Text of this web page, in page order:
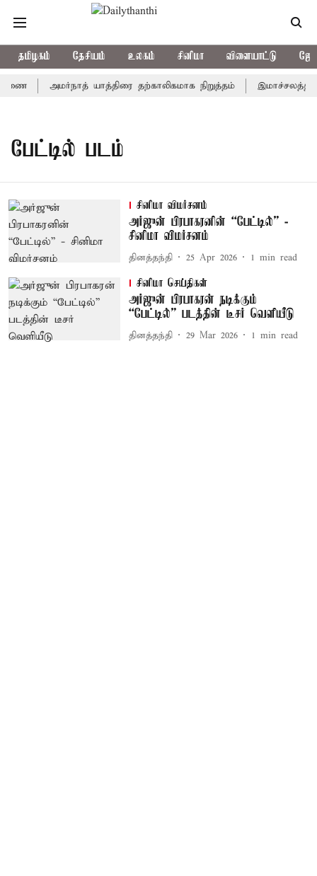
தமிழகம் தேசியம் உலகம் சினிமா விளையாட்டு
அமர்நாத் யாத்திரை தற்காலிகமாக நிறுத்தம்
பேட்டில் படம்
சினிமா விமர்சனம்
அர்ஜுன் பிரபாகரனின் “பேட்டில்” -
சினிமா விமர்சனம்
தினத்தந்தி 25 Apr 2026 1 min read
சினிமா செய்திகள்
அர்ஜுன் பிரபாகரன் நடிக்கும்
“பேட்டில்” படத்தின் டீசர் வெளியீடு
தினத்தந்தி 29 Mar 2026 1 min read